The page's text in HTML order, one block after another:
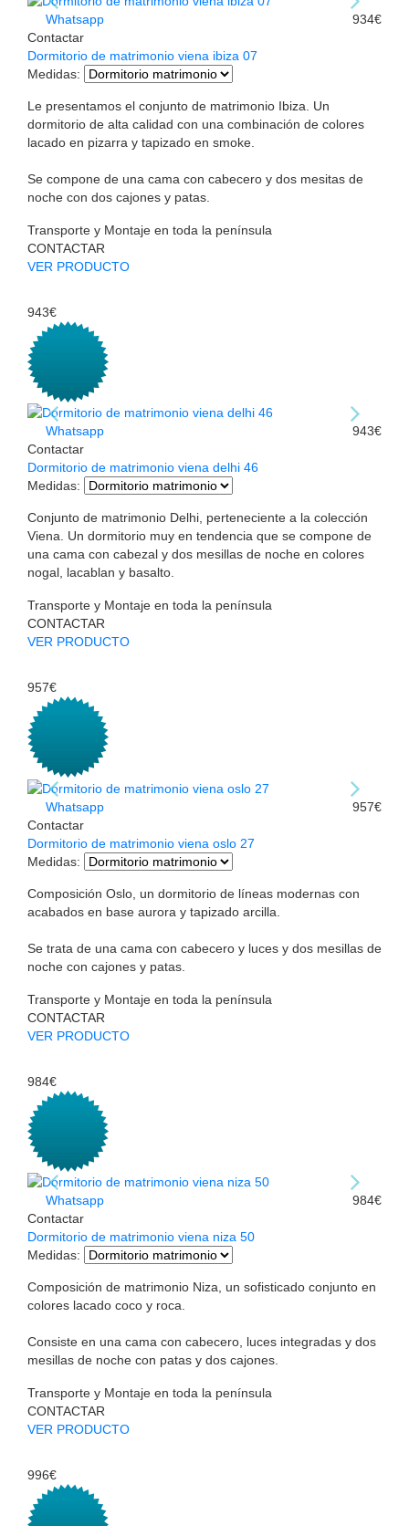
Whatsapp
Contactar
934€
Dormitorio de matrimonio viena ibiza 07
Medidas:
Le presentamos el conjunto de matrimonio Ibiza. Un
dormitorio de alta calidad con una combinación de colores
lacado en pizarra y tapizado en smoke.
Se compone de una cama con cabecero y dos mesitas de
noche con dos cajones y patas.
Transporte y Montaje en toda la península
CONTACTAR
VER PRODUCTO
943€
Whatsapp
Contactar
943€
Dormitorio de matrimonio viena delhi 46
Medidas:
Conjunto de matrimonio Delhi, perteneciente a la colección
Viena. Un dormitorio muy en tendencia que se compone de
una cama con cabezal y dos mesillas de noche en colores
nogal, lacablan y basalto.
Transporte y Montaje en toda la península
CONTACTAR
VER PRODUCTO
957€
Whatsapp
Contactar
957€
Dormitorio de matrimonio viena oslo 27
Medidas:
Composición Oslo, un dormitorio de líneas modernas con
acabados en base aurora y tapizado arcilla.
Se trata de una cama con cabecero y luces y dos mesillas de
noche con cajones y patas.
Transporte y Montaje en toda la península
CONTACTAR
VER PRODUCTO
984€
Whatsapp
Contactar
984€
Dormitorio de matrimonio viena niza 50
Medidas:
Composición de matrimonio Niza, un sofisticado conjunto en
colores lacado coco y roca.
Consiste en una cama con cabecero, luces integradas y dos
mesillas de noche con patas y dos cajones.
Transporte y Montaje en toda la península
CONTACTAR
VER PRODUCTO
996€